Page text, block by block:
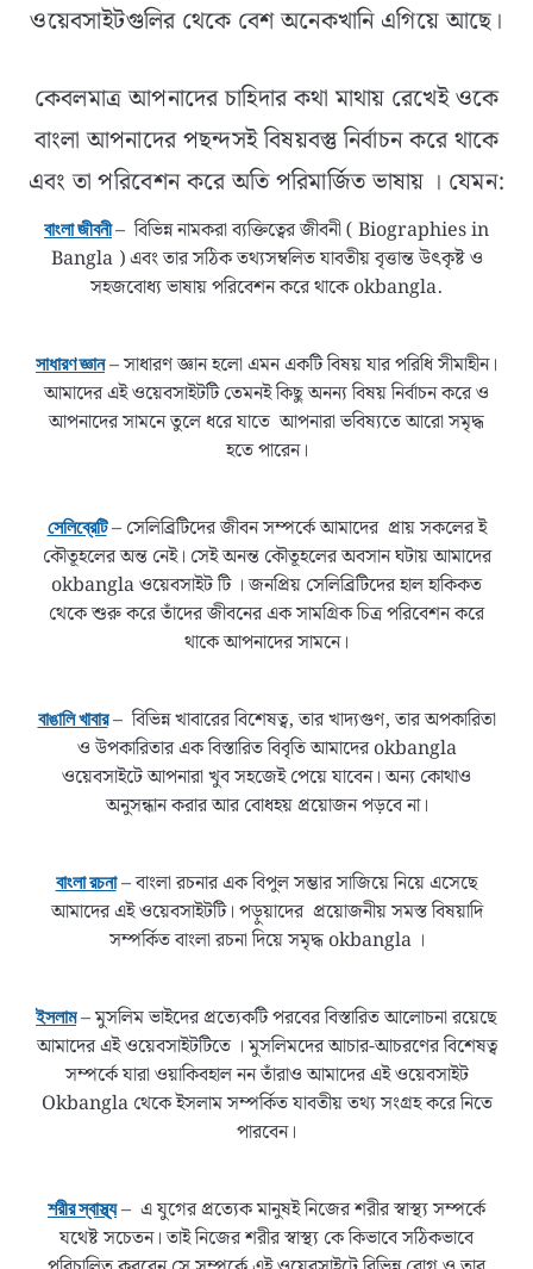
ওয়েবসাইটগুলির থেকে বেশ অনেকখানি এগিয়ে আছে।
কেবলমাত্র আপনাদের চাহিদার কথা মাথায় রেখেই ওকে
বাংলা আপনাদের পছন্দসই বিষয়বস্তু নির্বাচন করে থাকে
এবং তা পরিবেশন করে অতি পরিমার্জিত ভাষায় । যেমন:
বাংলা জীবনী– বিভিন্ন নামকরা ব্যক্তিত্বের জীবনী ( Biographies in
Bangla ) এবং তার সঠিক তথ্যসম্বলিত যাবতীয় বৃত্তান্ত উৎকৃষ্ট ও
সহজবোধ্য ভাষায় পরিবেশন করে থাকে okbangla.
সাধারণ জ্ঞান– সাধারণ জ্ঞান হলো এমন একটি বিষয় যার পরিধি সীমাহীন।
আমাদের এই ওয়েবসাইটটি তেমনই কিছু অনন্য বিষয় নির্বাচন করে ও
আপনাদের সামনে তুলে ধরে যাতে আপনারা ভবিষ্যতে আরো সমৃদ্ধ
হতে পারেন।
সেলিব্রেটি– সেলিব্রিটিদের জীবন সম্পর্কে আমাদের প্রায় সকলের ই
কৌতূহলের অন্ত নেই। সেই অনন্ত কৌতূহলের অবসান ঘটায় আমাদের
okbangla ওয়েবসাইট টি । জনপ্রিয় সেলিব্রিটিদের হাল হাকিকত
থেকে শুরু করে তাঁদের জীবনের এক সামগ্রিক চিত্র পরিবেশন করে
থাকে আপনাদের সামনে।
বাঙালি খাবার– বিভিন্ন খাবারের বিশেষত্ব, তার খাদ্যগুণ, তার অপকারিতা
ও উপকারিতার এক বিস্তারিত বিবৃতি আমাদের okbangla
ওয়েবসাইটে আপনারা খুব সহজেই পেয়ে যাবেন। অন্য কোথাও
অনুসন্ধান করার আর বোধহয় প্রয়োজন পড়বে না।
বাংলা রচনা– বাংলা রচনার এক বিপুল সম্ভার সাজিয়ে নিয়ে এসেছে
আমাদের এই ওয়েবসাইটটি। পড়ুয়াদের প্রয়োজনীয় সমস্ত বিষয়াদি
সম্পর্কিত বাংলা রচনা দিয়ে সমৃদ্ধ okbangla ।
ইসলাম– মুসলিম ভাইদের প্রত্যেকটি পরবের বিস্তারিত আলোচনা রয়েছে
আমাদের এই ওয়েবসাইটটিতে । মুসলিমদের আচার-আচরণের বিশেষত্ব
সম্পর্কে যারা ওয়াকিবহাল নন তাঁরাও আমাদের এই ওয়েবসাইট
Okbangla থেকে ইসলাম সম্পর্কিত যাবতীয় তথ্য সংগ্রহ করে নিতে
পারবেন।
শরীর স্বাস্থ্য– এ যুগের প্রত্যেক মানুষই নিজের শরীর স্বাস্থ্য সম্পর্কে
যথেষ্ট সচেতন। তাই নিজের শরীর স্বাস্থ্য কে কিভাবে সঠিকভাবে